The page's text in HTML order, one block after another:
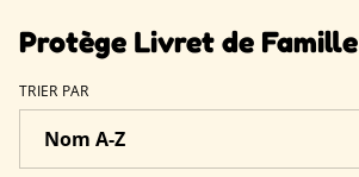
Protège Livret de Famille
TRIER PAR